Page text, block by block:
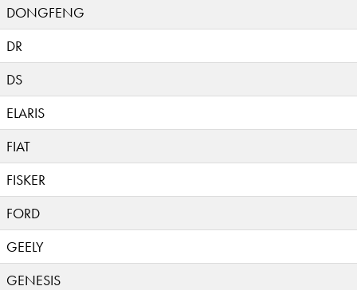
DONGFENG
DR
DS
ELARIS
FIAT
FISKER
FORD
GEELY
GENESIS